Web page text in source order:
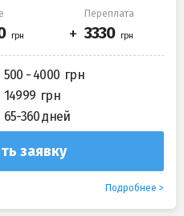
Переплата
500 - 4000
14999
65-360 дней
заявку
Подробнее